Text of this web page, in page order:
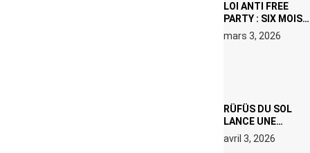
LOI ANTI FREE
PARTY : SIX MOIS
DE PRISON ET 5
000 € D’AMENDE
mars 3, 2026
RÜFÜS DU SOL
LANCE UNE
RÉSIDENCE DJ
SET DE QUATRE
avril 3, 2026